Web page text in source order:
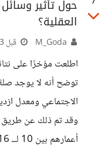
حول تأثير
العقلية؟
قبل 3 سنوات
اطلعت مؤخرًا على
توضح أنه لا يوجد
الاجتماعي ومعدل
وقد تم ذلك عن طريق